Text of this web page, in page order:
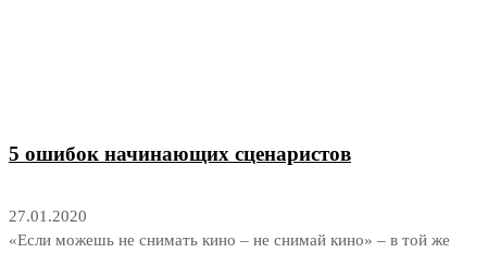
5 ошибок начинающих сценаристов
27.01.2020
«Если можешь не снимать кино – не снимай кино» – в той же